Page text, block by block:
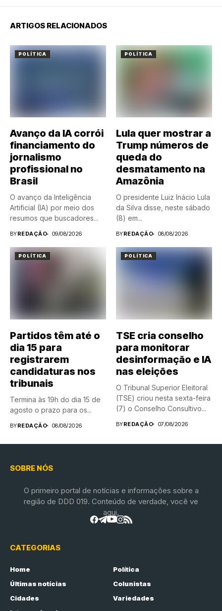
ARTIGOS RELACIONADOS
POLÍTICA
Avanço da IA corrói
financiamento do
jornalismo
profissional no
Brasil
O avanço da Inteligência
Artificial (IA) por meio dos
resumos que buscadores...
BYREDAÇÃO 09/08/2026
POLÍTICA
Lula quer mostrar a
Trump números de
queda do
desmatamento na
Amazônia
O presidente Luiz Inácio Lula
da Silva disse, neste sábado
(8) em...
BYREDAÇÃO 08/08/2026
POLÍTICA
Partidos têm até o
dia 15 para
registrarem
candidaturas nos
tribunais
Termina às 19h do dia 15 de
agosto o prazo para os...
BYREDAÇÃO 08/08/2026
POLÍTICA
TSE cria conselho
para monitorar
desinformação e IA
nas eleições
O Tribunal Superior Eleitoral
(TSE) criou nesta sexta-feira
(7) o Conselho Consultivo...
BYREDAÇÃO 07/08/2026
SOBRE NÓS
O primeiro portal de notícias e informações sobre a
região de DDD 019. Conteúdo de verdade, você ve
aqui.
CATEGORIAS
Home
Política
Últimas notícias
Colunistas
Cidades
Variedades